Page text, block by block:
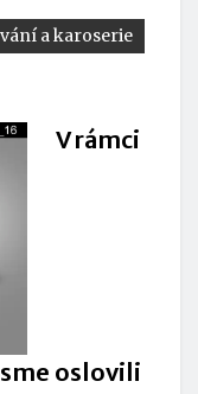
a karoserie
V rámci
oslovili